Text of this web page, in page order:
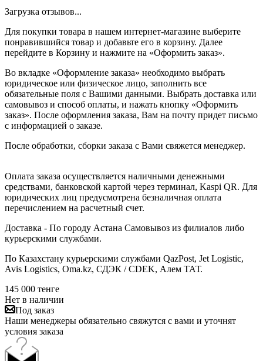
Загрузка отзывов...
Для покупки товара в нашем интернет-магазине выберите
понравившийся товар и добавьте его в корзину. Далее
перейдите в Корзину и нажмите на «Оформить заказ».
Во вкладке «Оформление заказа» необходимо выбрать
юридическое или физическое лицо, заполнить все
обязательные поля с Вашими данными. Выбрать доставка или
самовывоз и способ оплаты, и нажать кнопку «Оформить
заказ». После оформления заказа, Вам на почту придет письмо
с информацией о заказе.
После обработки, сборки заказа с Вами свяжется менеджер.
Оплата заказа осуществляется наличными денежными
средствами, банковской картой через терминал, Kaspi QR. Для
юридических лиц предусмотрена безналичная оплата
перечислением на расчетный счет.
Доставка - По городу Астана Самовывоз из филиалов либо
курьерскими службами.
По Казахстану курьерскими службами QazPost, Jet Logistic,
Avis Logistics, Oma.kz, СДЭК / CDEK, Алем ТАТ.
145 000 тенге
Нет в наличии
Под заказ
Наши менеджеры обязательно свяжутся с вами и уточнят
условия заказа